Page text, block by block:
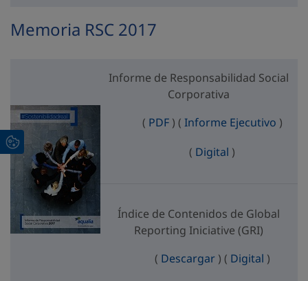
Memoria RSC 2017
Informe de Responsabilidad Social
Corporativa
( PDFInforme de
) ( Informe Ejecutivo )
( Digital Informe de
)
Índice de Contenidos de Global
Reporting Iniciative (GRI)
( DescargarÍndice de
) ( DigitalÍndice
)